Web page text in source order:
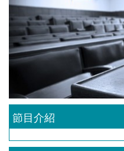
節目介紹